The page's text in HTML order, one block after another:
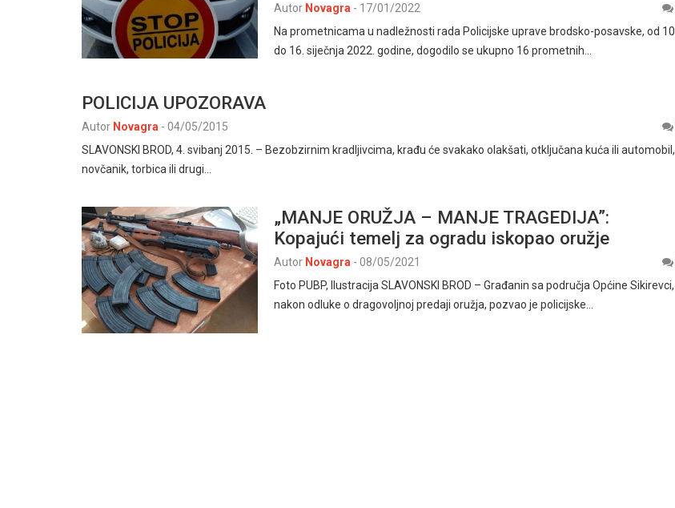
Autor Novagra - 17/01/2022
Na prometnicama u nadležnosti rada Policijske uprave brodsko-posavske, od 10.
do 16. siječnja 2022. godine, dogodilo se ukupno 16 prometnih…
POLICIJA UPOZORAVA
Autor Novagra - 04/05/2015
SLAVONSKI BROD, 4. svibanj 2015. – Bezobzirnim kradljivcima, krađu će svakako olakšati, otključana kuća ili automobil,
novčanik, torbica ili drugi…
„MANJE ORUŽJA – MANJE TRAGEDIJA”:
Kopajući temelj za ogradu iskopao oružje
Autor Novagra - 08/05/2021
Foto PUBP, Ilustracija SLAVONSKI BROD – Građanin sa područja Općine Sikirevci,
nakon odluke o dragovoljnoj predaji oružja, pozvao je policijske…